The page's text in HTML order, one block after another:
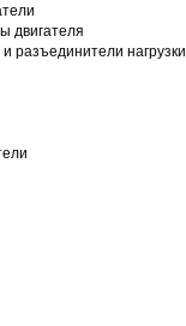
двигателя
разъединители нагрузки